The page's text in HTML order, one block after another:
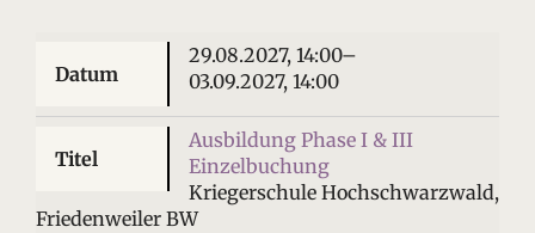
29.08.2027, 14:00–
03.09.2027, 14:00
Ausbildung Phase I & III
Einzelbuchung
Kriegerschule Hochschwarzwald,
Friedenweiler BW